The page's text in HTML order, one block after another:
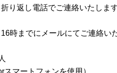
り返し電話でご連絡いたしま
時までにメールにてご連絡い
マートフォンを使用）